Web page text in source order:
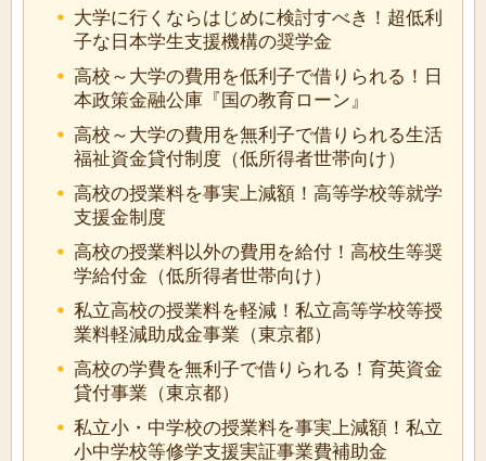
大学に行くならはじめに検討すべき！超低利
子な日本学生支援機構の奨学金
高校～大学の費用を低利子で借りられる！日
本政策金融公庫『国の教育ローン』
高校～大学の費用を無利子で借りられる生活
福祉資金貸付制度（低所得者世帯向け）
高校の授業料を事実上減額！高等学校等就学
支援金制度
高校の授業料以外の費用を給付！高校生等奨
学給付金（低所得者世帯向け）
私立高校の授業料を軽減！私立高等学校等授
業料軽減助成金事業（東京都）
高校の学費を無利子で借りられる！育英資金
貸付事業（東京都）
私立小・中学校の授業料を事実上減額！私立
小中学校等修学支援実証事業費補助金